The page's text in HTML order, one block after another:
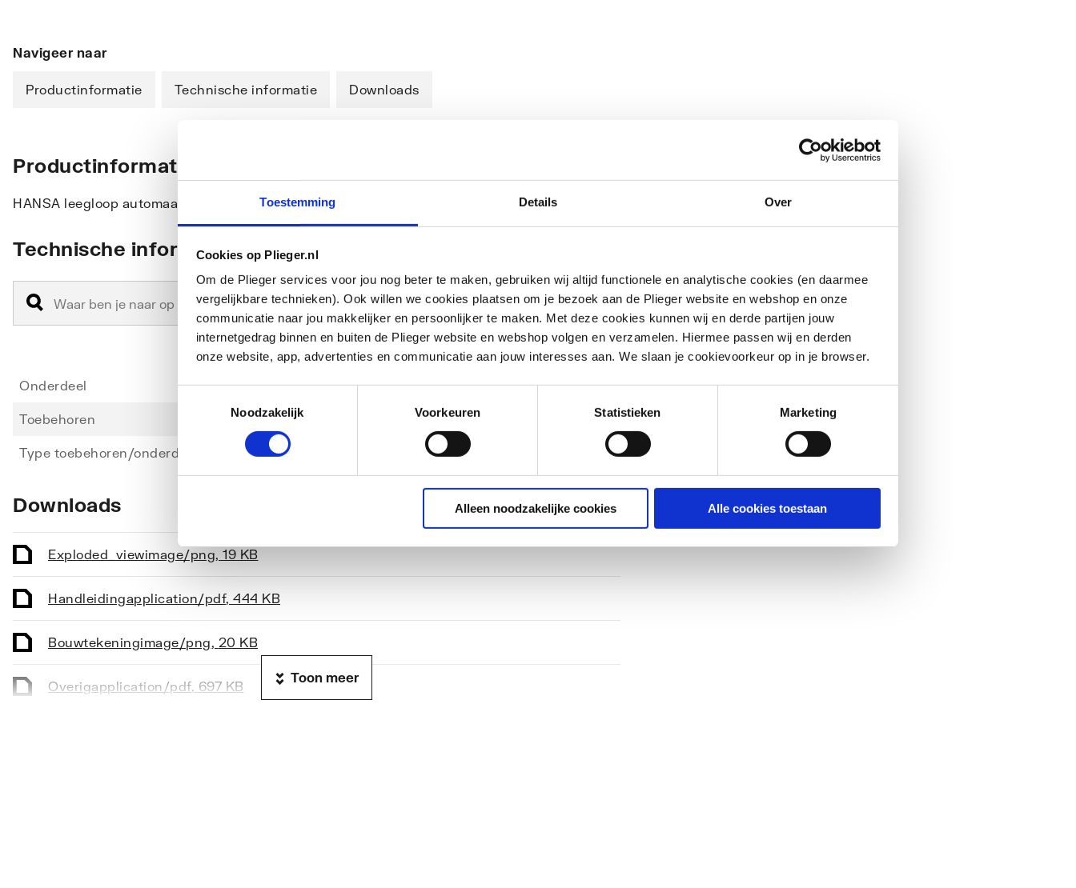
Toestemming Details Over
Cookies op Plieger.nl
Om de Plieger services voor jou nog beter te maken, gebruiken wij altijd functionele en analytische cookies (en daarmee
vergelijkbare technieken). Ook willen we cookies plaatsen om je bezoek aan de Plieger website en webshop en onze
communicatie naar jou makkelijker en persoonlijker te maken. Met deze cookies kunnen wij en derde partijen jouw
internetgedrag binnen en buiten de Plieger website en webshop volgen en verzamelen. Hiermee passen wij en derden
onze website, app, advertenties en communicatie aan jouw interesses aan. We slaan je cookievoorkeur op in je browser.
Noodzakelijk
Voorkeuren Statistieken Marketing
Alleen noodzakelijke cookies Alle cookies toestaan
Navigeer naar
Productinformatie Technische informatie Downloads
Productinformatie
HANSA leegloop automaat 1/2"
Technische informatie
Onderdeel Nee
Toebehoren
Type toebehoren/onderdelen
Downloads
Exploded_viewimage/png, 19 KB
Handleidingapplication/pdf, 444 KB
Bouwtekeningimage/png, 20 KB
Overigapplication/pdf, 697 KB
Toon meer